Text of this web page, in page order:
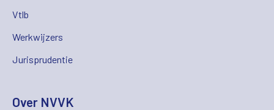
Vtlb
Werkwijzers
Jurisprudentie
Over NVVK